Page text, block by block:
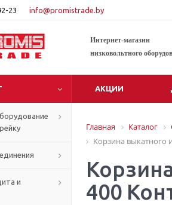
23 info@promistrade.by
Интернет-магазин
низковольтного
АКЦИИ
и
Главная Каталог
Корзина выкатного
400